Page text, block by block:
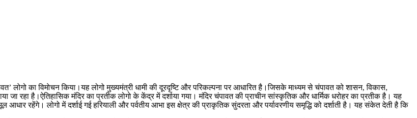
लोगो का विमोचन किया।यह लोगो मुख्यमंत्री धामी की दूरदृष्टि और परिकल्पना पर आधारित है।जिसके माध्यम से चंपावत को शासन, विकास,
जा रहा है।ऐतिहासिक मंदिर का प्रतीक लोगो के केंद्र में दर्शाया गया। मंदिर चंपावत की प्राचीन सांस्कृतिक और धार्मिक धरोहर का प्रतीक है। यह
रहेंगे। लोगो में दर्शाई गई हरियाली और पर्वतीय आभा इस क्षेत्र की प्राकृतिक सुंदरता और पर्यावरणीय समृद्धि को दर्शाती है। यह संकेत देती है कि